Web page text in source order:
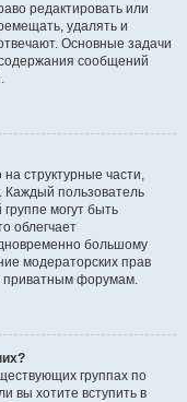
редактировать или
удалять и
Основные задачи
сообщений
структурные части,
пользователь
группе могут быть
облегчает
большому
модераторских прав
приватным форумам.
группах по
вы хотите вступить в